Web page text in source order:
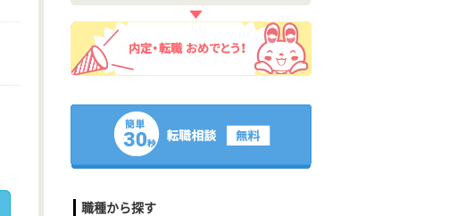
職種から探す